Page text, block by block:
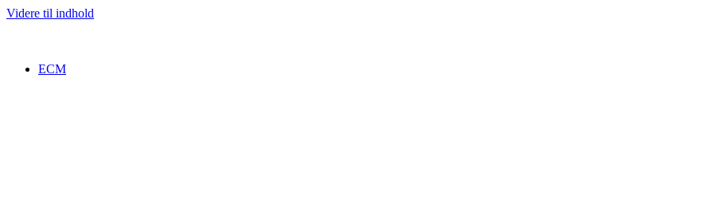
Videre til indhold
ECM